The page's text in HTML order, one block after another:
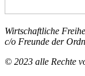
Wirtschaftliche
c/o Freunde der
© 2023 alle Rechte